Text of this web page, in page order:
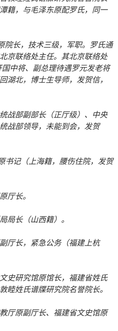
籍，与毛泽东原配罗氏，同一
院长，技术三级，军职。罗氏通
京联络处主任。其北京联络处
中将、副总理待遇罗元发老将
湖北，博士生导师，发贺信，
战部副部长（正厅级）、中央
战部领导，未能到会，发贺
书记（上海籍，腰伤住院，发贺
厅长。
局长（山西籍）。
厅长，紧急公务（福建上杭
史研究馆原馆长，福建省姓氏
睦姓氏谱牒研究院名誉院长。
厅原副厅长、福建省文史馆原